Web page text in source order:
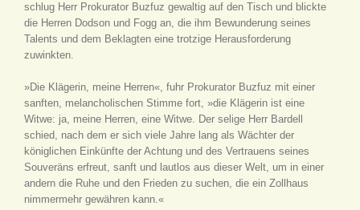
schlug Herr Prokurator Buzfuz gewaltig auf den Tisch und blickte
die Herren Dodson und Fogg an, die ihm Bewunderung seines
Talents und dem Beklagten eine trotzige Herausforderung
zuwinkten.
»Die Klägerin, meine Herren«, fuhr Prokurator Buzfuz mit einer
sanften, melancholischen Stimme fort, »die Klägerin ist eine
Witwe: ja, meine Herren, eine Witwe. Der selige Herr Bardell
schied, nach dem er sich viele Jahre lang als Wächter der
königlichen Einkünfte der Achtung und des Vertrauens seines
Souveräns erfreut, sanft und lautlos aus dieser Welt, um in einer
andern die Ruhe und den Frieden zu suchen, die ein Zollhaus
nimmermehr gewähren kann.«